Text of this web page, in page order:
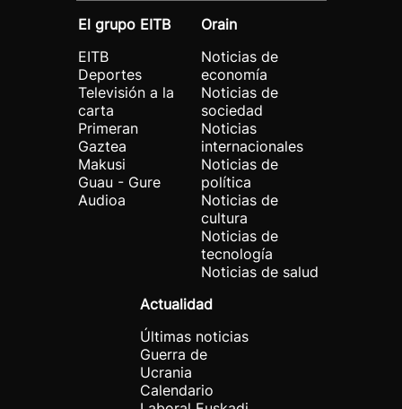
El grupo EITB
EITB
Deportes
Televisión a la
carta
Primeran
Gaztea
Makusi
Guau - Gure
Audioa
Orain
Noticias de
economía
Noticias de
sociedad
Noticias
internacionales
Noticias de
política
Noticias de
cultura
Noticias de
tecnología
Noticias de salud
Actualidad
Últimas noticias
Guerra de
Ucrania
Calendario